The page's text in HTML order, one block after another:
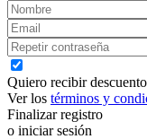
Quiero recibir
Ver los términos y
Finalizar registro
o iniciar sesión